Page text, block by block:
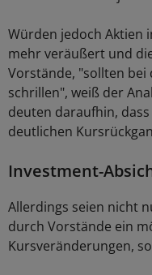
Würden jedoch Aktien
mehr veräußert und
Vorstände, "sollten bei
schrillen", weiß der
deuten daraufhin,
deutlichen
Investment-
Allerdings seien nicht
durch Vorstände ein
Kursveränderungen,